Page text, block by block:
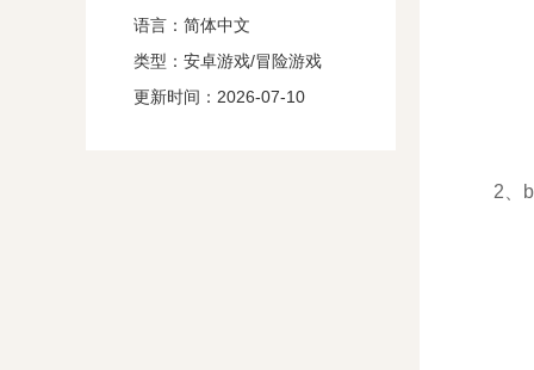
语言：简体中文
类型：安卓游戏/冒险游戏
更新时间：2026-07-10
2、